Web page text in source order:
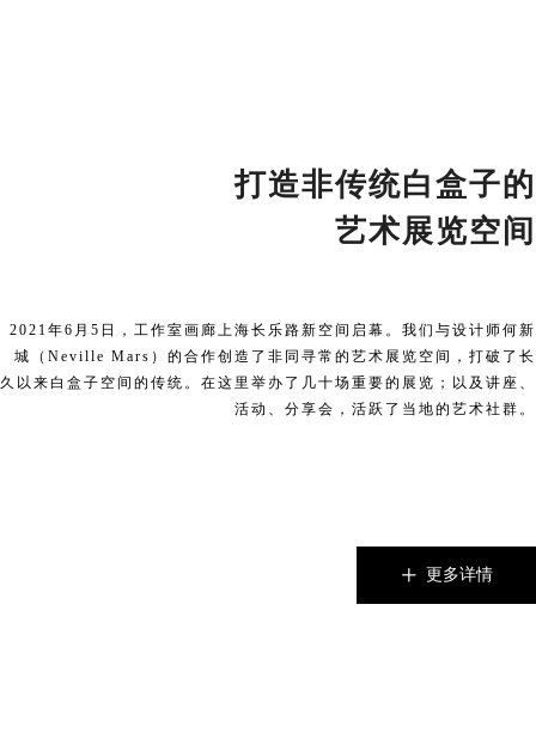
打造非传统白盒子的
艺术展览空间
ꄸ 更多详情
2021年6月5日，工作室画廊上海长乐路新空间启幕。我们与设计师何新
城（Neville Mars）的合作创造了非同寻常的艺术展览空间，打破了长
久以来白盒子空间的传统。在这里举办了几十场重要的展览；以及讲座、
活动、分享会，活跃了当地的艺术社群。